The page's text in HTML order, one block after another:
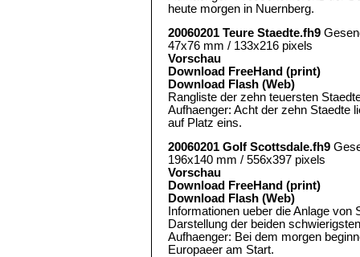
heute morgen in Nuernberg.
20060201 Teure Staedte.fh9
47x76 mm / 133x216 pixels
Vorschau
Download FreeHand (print)
Download Flash (Web)
Rangliste der zehn teuersten
Aufhaenger: Acht der zehn Staedte
auf Platz eins.
20060201 Golf Scottsdale.fh9
196x140 mm / 556x397 pixels
Vorschau
Download FreeHand (print)
Download Flash (Web)
Informationen ueber die Anlage von
Darstellung der beiden
Aufhaenger: Bei dem morgen
Europaeer am Start.